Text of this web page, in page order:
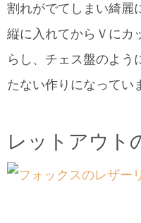
割れがでてしまい綺麗
縦に入れてからＶにカ
らし、チェス盤のよう
たない作りになってい
レットアウト